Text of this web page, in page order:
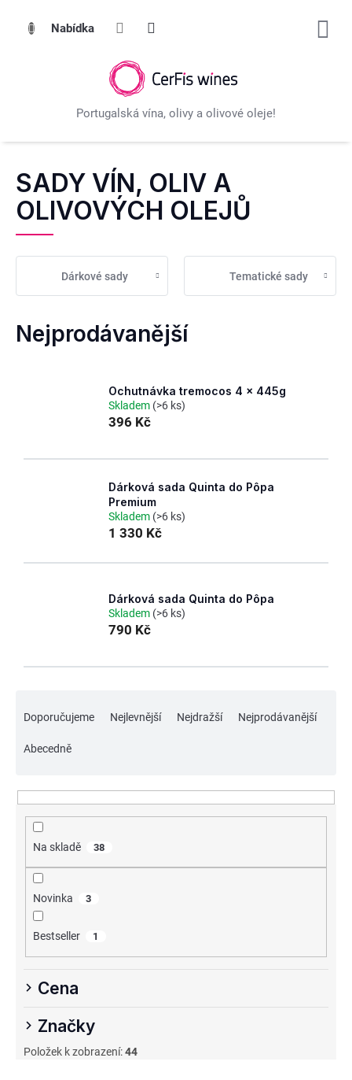
obsah
SADY VÍN, OLIV A
OLIVOVÝCH OLEJŮ
Dárkové sady Tematické sady
Nejprodávanější
Ochutnávka tremocos 4 x 445g
Skladem (>6 ks)
396 Kč
Dárková sada Quinta do Pôpa
Premium
Skladem (>6 ks)
1 330 Kč
Dárková sada Quinta do Pôpa
Skladem (>6 ks)
790 Kč
a
z
n
k
Doporučujeme Nejlevnější Nejdražší Nejprodávanější
Abecedně
Na skladě 38
Novinka 3
Bestseller 1
Cena
Značky
Položek k zobrazení:44